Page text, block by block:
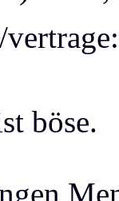
böse.